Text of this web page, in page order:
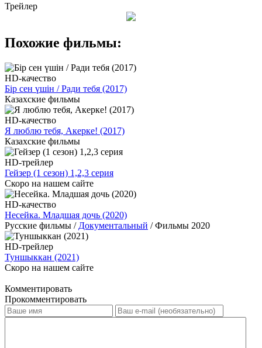
Трейлер
Похожие фильмы:
HD-качество
Бір сен үшін / Ради тебя (2017)
Казахские фильмы
HD-качество
Я люблю тебя, Акерке! (2017)
Казахские фильмы
HD-трейлер
Гейзер (1 сезон) 1,2,3 серия
Скоро на нашем сайте
HD-качество
Несейка. Младшая дочь (2020)
Русские фильмы / Документальный / Фильмы 2020
HD-трейлер
Туншыккан (2021)
Скоро на нашем сайте
Комментировать
Прокомментировать